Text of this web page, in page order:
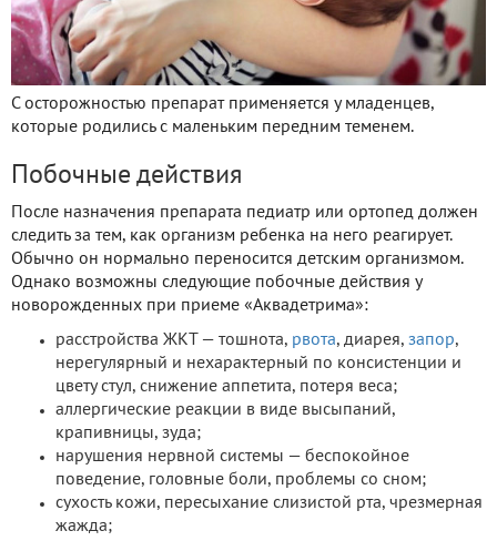
С осторожностью препарат применяется у младенцев,
которые родились с маленьким передним теменем.
Побочные действия
После назначения препарата педиатр или ортопед должен
следить за тем, как организм ребенка на него реагирует.
Обычно он нормально переносится детским организмом.
Однако возможны следующие побочные действия у
новорожденных при приеме «Аквадетрима»:
расстройства ЖКТ — тошнота, рвота, диарея, запор,
нерегулярный и нехарактерный по консистенции и
цвету стул, снижение аппетита, потеря веса;
аллергические реакции в виде высыпаний,
крапивницы, зуда;
нарушения нервной системы — беспокойное
поведение, головные боли, проблемы со сном;
сухость кожи, пересыхание слизистой рта, чрезмерная
жажда;